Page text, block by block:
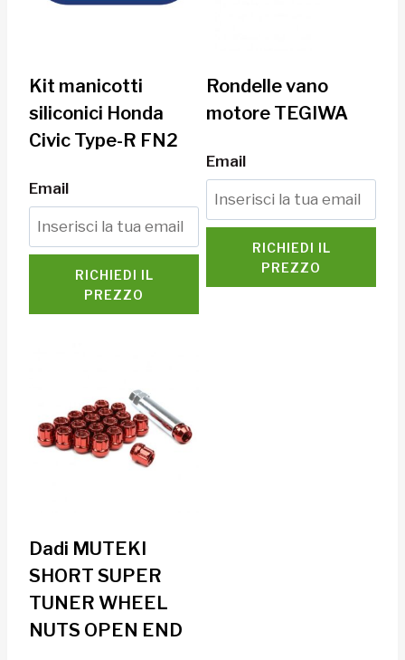
Kit manicotti
siliconici Honda
Civic Type-R FN2
Email
RICHIEDI IL
PREZZO
Rondelle vano
motore TEGIWA
Email
RICHIEDI IL
PREZZO
Dadi MUTEKI
SHORT SUPER
TUNER WHEEL
NUTS OPEN END